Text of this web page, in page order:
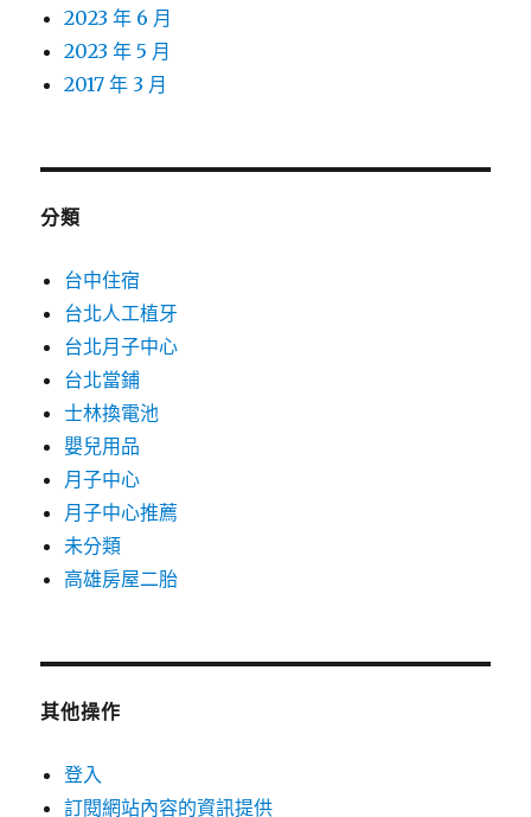
2023 年 6 月
2023 年 5 月
2017 年 3 月
分類
台中住宿
台北人工植牙
台北月子中心
台北當鋪
士林換電池
嬰兒用品
月子中心
月子中心推薦
未分類
高雄房屋二胎
其他操作
登入
訂閱網站內容的資訊提供